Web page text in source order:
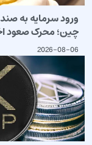
ورود سرمایه به
چین؛ محرک صعود
2026-08-06